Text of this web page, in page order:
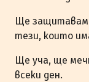
Ще защитавам
тези, които
Ще уча, ще
всеки ден.